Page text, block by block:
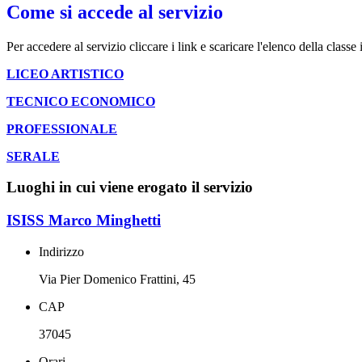
Come si accede al servizio
Per accedere al servizio cliccare i link e scaricare l'elenco della classe
LICEO ARTISTICO
TECNICO ECONOMICO
PROFESSIONALE
SERALE
Luoghi in cui viene erogato il servizio
ISISS Marco Minghetti
Indirizzo
Via Pier Domenico Frattini, 45
CAP
37045